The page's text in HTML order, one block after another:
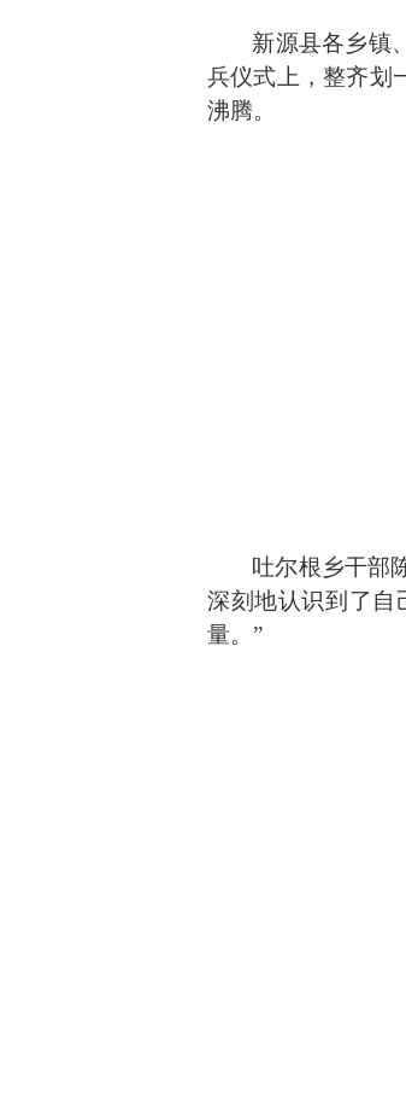
新源县各乡镇
兵仪式上，整齐划
沸腾。
吐尔根乡干部
深刻地认识到了自
量。 ”